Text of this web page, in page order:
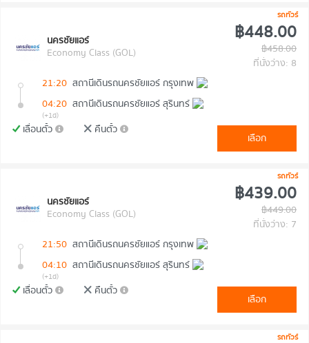
รถทัวร์
นครชัยแอร์
Economy Class (GOL)
฿448.00
฿458.00
ที่นั่งว่าง: 8
21:20 สถานีเดินรถนครชัยแอร์ กรุงเทพ
04:20 สถานีเดินรถนครชัยแอร์ สุรินทร์
(+1d)
เลื่อนตั๋ว คืนตั๋ว
เลือก
รถทัวร์
นครชัยแอร์
Economy Class (GOL)
฿439.00
฿449.00
ที่นั่งว่าง: 7
21:50 สถานีเดินรถนครชัยแอร์ กรุงเทพ
04:10 สถานีเดินรถนครชัยแอร์ สุรินทร์
(+1d)
เลื่อนตั๋ว คืนตั๋ว
เลือก
รถทัวร์